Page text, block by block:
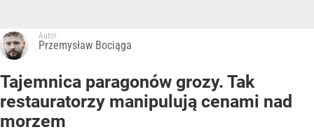
Autor:
Przemysław Bociąga
Tajemnica paragonów grozy. Tak
restauratorzy manipulują cenami nad
morzem